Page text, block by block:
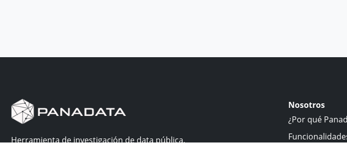
Herramienta de investigación de data pública,
Nosotros
¿Por qué